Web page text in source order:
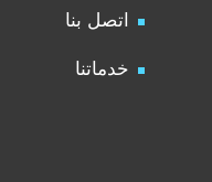
اتصل بنا
خدماتنا